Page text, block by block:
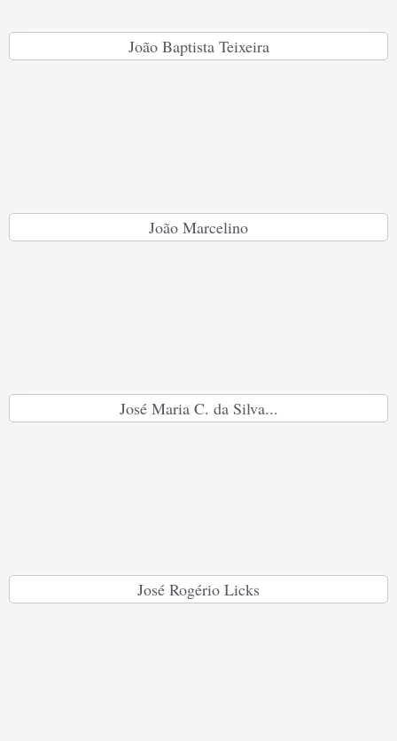
João Baptista Teixeira
João Marcelino
José Maria C. da Silva...
José Rogério Licks